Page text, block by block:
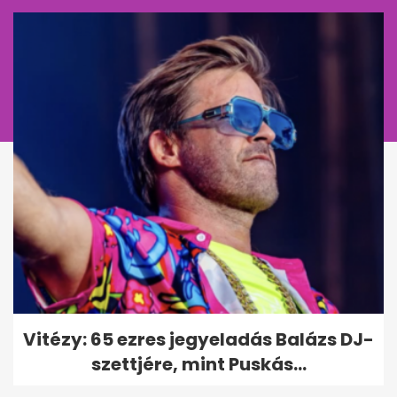
Tarr Zoltán: zajlik a közmédia
átvilágítása, jön a nyilvános...
Vitézy: 65 ezres jegyeladás Balázs DJ-
szettjére, mint Puskás...